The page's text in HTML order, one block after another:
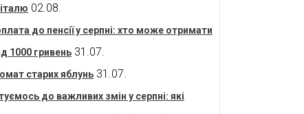
02.08.
до пенсії у серпні: хто може отримати
1000 гривень 31.07.
старих яблунь 31.07.
до важливих змін у серпні: які